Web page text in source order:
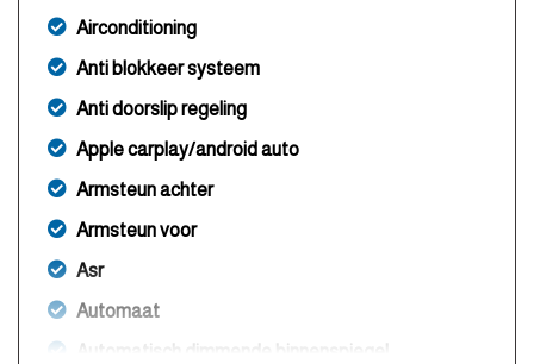
Airconditioning
Anti blokkeer systeem
Anti doorslip regeling
Apple carplay/android auto
Armsteun achter
Armsteun voor
Asr
Automaat
Automatisch dimmende binnenspiegel